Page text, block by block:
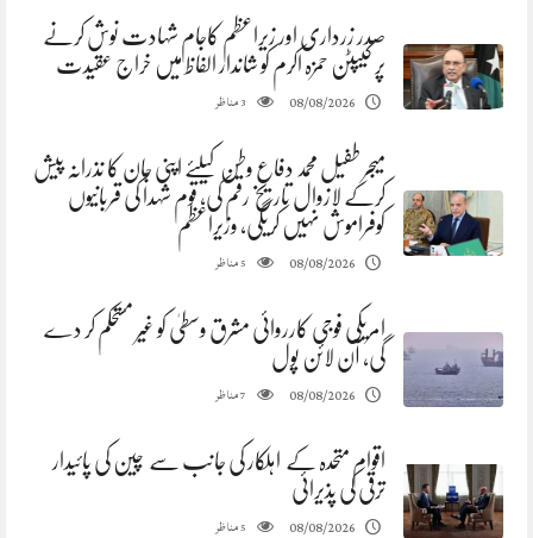
صدر زرداری اور زیراعظم کاجام شہادت نوش کرنے
پر کیپٹن حمزہ اکرم کو شاندار الفاظ میں خراج عقیدت
08/08/2026
3مناظر
میجر طفیل محمد دفاع وطن کیلئے اپنی جان کا نذرانہ پیش
کرکے لازوال تاریخ رقم کی، قوم شہدا کی قربانیوں
کوفراموش نہیں کریگی، وزیراعظم
08/08/2026
5مناظر
امریکی فوجی کارروائی مشرق وسطیٰ کو غیر مستحکم کر دے
گی، آن لائن پول
08/08/2026
7مناظر
اقوام متحدہ کے اہلکار کی جانب سے چین کی پائیدار
ترقی کی پذیرائی
08/08/2026
5مناظر